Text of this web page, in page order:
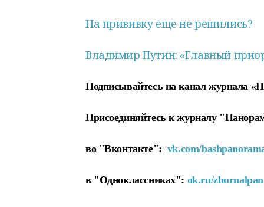
На прививку еще не решились?
Владимир Путин: «Главный
Подписывайтесь на канал журнала
Присоединяйтесь к журналу
во "Вконтакте": vk.com/
в "Одноклассниках": ok.ru/zhurnalpan